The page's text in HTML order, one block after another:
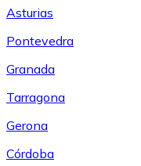
Asturias
Pontevedra
Granada
Tarragona
Gerona
Córdoba